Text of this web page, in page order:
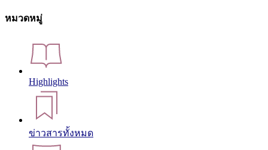
หมวดหมู่
Highlights
ข่าวสารทั้งหมด